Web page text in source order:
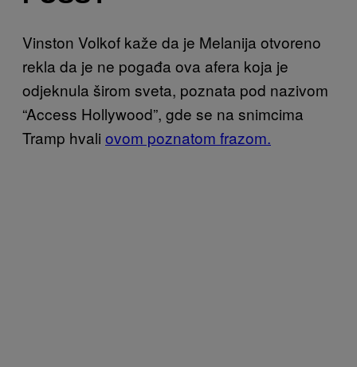
Vinston Volkof kaže da je Melanija otvoreno
rekla da je ne pogađa ova afera koja je
odjeknula širom sveta, poznata pod nazivom
“Access Hollywood”, gde se na snimcima
Tramp hvali ovom poznatom frazom.